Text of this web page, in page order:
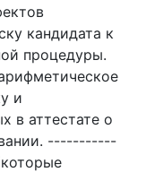
кандидата к
процедуры.
и
в аттестате о
-----------